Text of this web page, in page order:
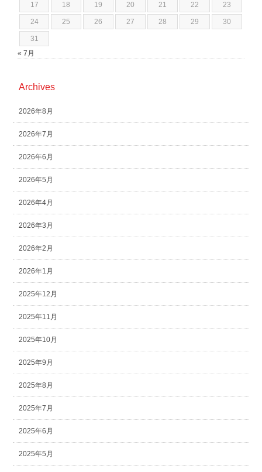
17 18 19 20 21 22 23
24 25 26 27 28 29 30
31
« 7月
Archives
2026年8月
2026年7月
2026年6月
2026年5月
2026年4月
2026年3月
2026年2月
2026年1月
2025年12月
2025年11月
2025年10月
2025年9月
2025年8月
2025年7月
2025年6月
2025年5月